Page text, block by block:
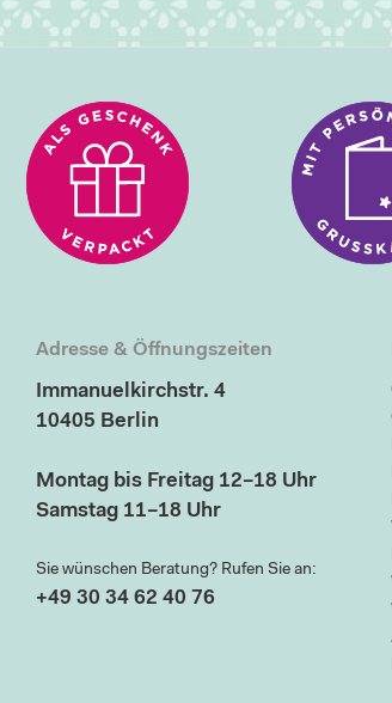
Adresse & Öffnungszeiten
Immanuelkirchstr. 4
10405 Berlin
Montag bis Freitag 12–18 Uhr
Samstag 11–18 Uhr
Sie wünschen Beratung? Rufen Sie an:
+49 30 34 62 40 76